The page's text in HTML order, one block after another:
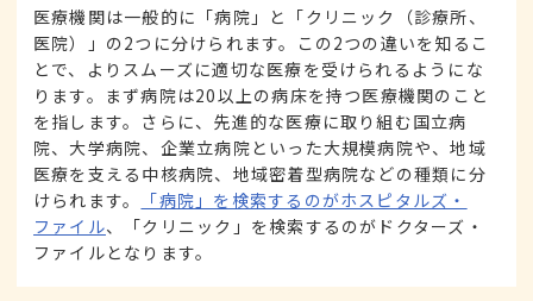
医療機関は一般的に「病院」と「クリニック（診療所、
医院）」の2つに分けられます。この2つの違いを知るこ
とで、よりスムーズに適切な医療を受けられるようにな
ります。まず病院は20以上の病床を持つ医療機関のこと
を指します。さらに、先進的な医療に取り組む国立病
院、大学病院、企業立病院といった大規模病院や、地域
医療を支える中核病院、地域密着型病院などの種類に分
けられます。
「病院」を検索するのがホスピタルズ・
ファイル、「クリニック」を検索するのがドクターズ・
ファイルとなります。